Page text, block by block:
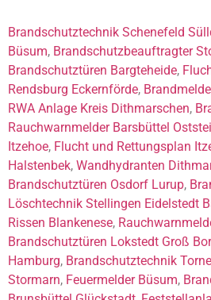
Brandschutztechnik Schenefeld
Büsum, Brandschutzbeauftragter
Brandschutztüren Bargteheide,
Rendsburg Eckernförde,
RWA Anlage Kreis Dithmarschen,
Rauchwarnmelder Barsbüttel
Itzehoe, Flucht und Rettungsplan
Halstenbek, Wandhydranten
Brandschutztüren Osdorf Lurup,
Löschtechnik Stellingen Eidelstedt
Rissen Blankenese,
Brandschutztüren Lokstedt Groß
Hamburg, Brandschutztechnik
Stormarn, Feuermelder Büsum,